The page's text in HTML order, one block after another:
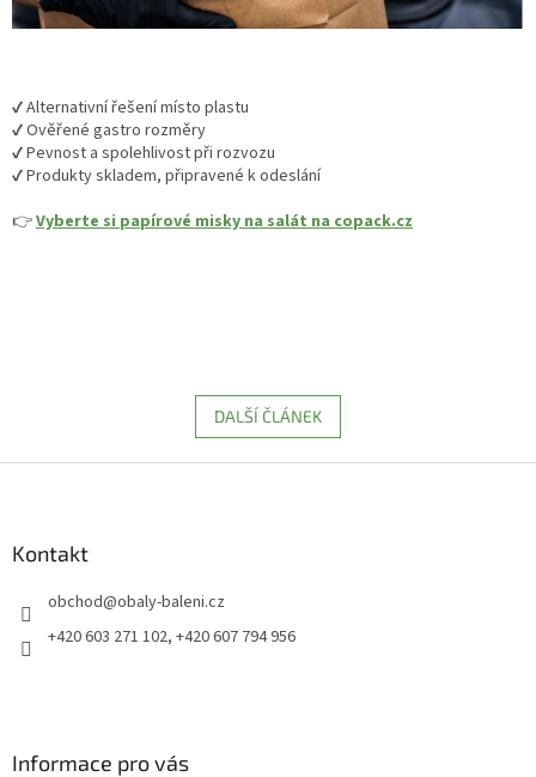
✔️ Alternativní řešení místo plastu
✔️ Ověřené gastro rozměry
✔️ Pevnost a spolehlivost při rozvozu
✔️ Produkty skladem, připravené k odeslání
👉Vyberte si papírové misky na salát na copack.cz
DALŠÍ ČLÁNEK
Kontakt
obchod@obaly-baleni.cz
+420 603 271 102, +420 607 794 956
Informace pro vás